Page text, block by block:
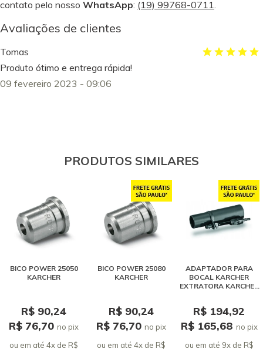
contato pelo nosso WhatsApp: (19) 99768-0711.
Avaliações de clientes
Tomas
Produto ótimo e entrega rápida!
09 fevereiro 2023 - 09:06
PRODUTOS SIMILARES
BICO POWER 25050
KARCHER
R$ 90,24
R$ 76,70no pix
ou em até 4x de R$
BICO POWER 25080
KARCHER
R$ 90,24
R$ 76,70no pix
ou em até 4x de R$
ADAPTADOR PARA
BOCAL KARCHER
EXTRATORA KARCHER
R$ 194,92
R$ 165,68 no pix
ou em até 9x de R$